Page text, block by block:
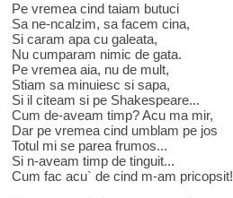
Pe vremea cind taiam butuci
Sa ne-ncalzim, sa facem cina,
Si caram apa cu galeata,
Nu cumparam nimic de gata.
Pe vremea aia, nu de mult,
Stiam sa minuiesc si sapa,
Si il citeam si pe Shakespeare...
Cum de-aveam timp? Acu ma mir,
Dar pe vremea cind umblam pe jos
Totul mi se parea frumos...
Si n-aveam timp de tinguit...
Cum fac acu` de cind m-am pricopsit!